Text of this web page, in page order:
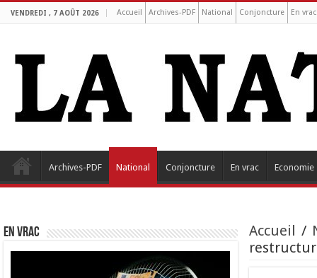
VENDREDI , 7 AOÛT 2026 Accueil Archives-PDF National Conjoncture En vrac
Archives-PDF National Conjoncture En vrac Economie
Accueil /
EN VRAC